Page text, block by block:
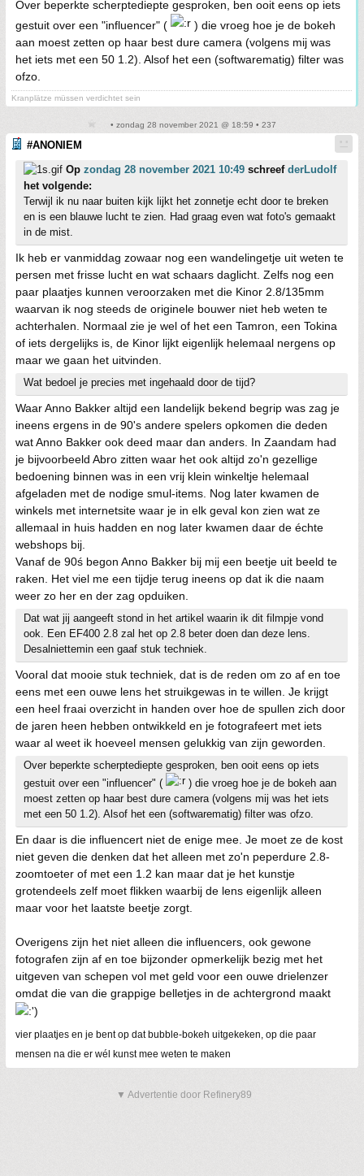
Over beperkte scherptediepte gesproken, ben ooit eens op iets
gestuit over een "influencer" (
) die vroeg hoe je de bokeh
aan moest zetten op haar best dure camera (volgens mij was
het iets met een 50 1.2). Alsof het een (softwarematig) filter was
ofzo.
Kranplätze müssen verdichtet sein
• zondag 28 november 2021 @ 18:59 • 237
#ANONIEM
Op zondag 28 november 2021 10:49 schreef derLudolf
het volgende:
Terwijl ik nu naar buiten kijk lijkt het zonnetje echt door te breken
en is een blauwe lucht te zien. Had graag even wat foto's gemaakt
in de mist.
Ik heb er vanmiddag zowaar nog een wandelingetje uit weten te
persen met frisse lucht en wat schaars daglicht. Zelfs nog een
paar plaatjes kunnen veroorzaken met die Kinor 2.8/135mm
waarvan ik nog steeds de originele bouwer niet heb weten te
achterhalen. Normaal zie je wel of het een Tamron, een Tokina
of iets dergelijks is, de Kinor lijkt eigenlijk helemaal nergens op
maar we gaan het uitvinden.
Wat bedoel je precies met ingehaald door de tijd?
Waar Anno Bakker altijd een landelijk bekend begrip was zag je
ineens ergens in de 90's andere spelers opkomen die deden
wat Anno Bakker ook deed maar dan anders. In Zaandam had
je bijvoorbeeld Abro zitten waar het ook altijd zo'n gezellige
bedoening binnen was in een vrij klein winkeltje helemaal
afgeladen met de nodige smul-items. Nog later kwamen de
winkels met internetsite waar je in elk geval kon zien wat ze
allemaal in huis hadden en nog later kwamen daar de échte
webshops bij.
Vanaf de 90ś begon Anno Bakker bij mij een beetje uit beeld te
raken. Het viel me een tijdje terug ineens op dat ik die naam
weer zo her en der zag opduiken.
Dat wat jij aangeeft stond in het artikel waarin ik dit filmpje vond
ook. Een EF400 2.8 zal het op 2.8 beter doen dan deze lens.
Desalniettemin een gaaf stuk techniek.
Vooral dat mooie stuk techniek, dat is de reden om zo af en toe
eens met een ouwe lens het struikgewas in te willen. Je krijgt
een heel fraai overzicht in handen over hoe de spullen zich door
de jaren heen hebben ontwikkeld en je fotografeert met iets
waar al weet ik hoeveel mensen gelukkig van zijn geworden.
Over beperkte scherptediepte gesproken, ben ooit eens op iets
gestuit over een "influencer" (
) die vroeg hoe je de bokeh aan
moest zetten op haar best dure camera (volgens mij was het iets
met een 50 1.2). Alsof het een (softwarematig) filter was ofzo.
En daar is die influencert niet de enige mee. Je moet ze de kost
niet geven die denken dat het alleen met zo'n peperdure 2.8-
zoomtoeter of met een 1.2 kan maar dat je het kunstje
grotendeels zelf moet flikken waarbij de lens eigenlijk alleen
maar voor het laatste beetje zorgt.
Overigens zijn het niet alleen die influencers, ook gewone
fotografen zijn af en toe bijzonder opmerkelijk bezig met het
uitgeven van schepen vol met geld voor een ouwe drielenzer
omdat die van die grappige belletjes in de achtergrond maakt
vier plaatjes en je bent op dat bubble-bokeh uitgekeken, op die paar
mensen na die er wél kunst mee weten te maken
▼ Advertentie door Refinery89